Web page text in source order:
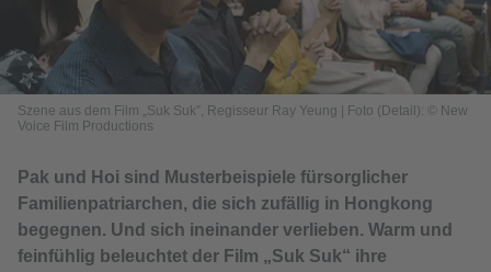
Szene aus dem Film „Suk Suk”, Regisseur Ray Yeung
Foto (Detail): © New
Voice Film Productions
Pak und Hoi sind Musterbeispiele fürsorglicher
Familienpatriarchen, die sich zufällig in Hongkong
begegnen. Und sich ineinander verlieben. Warm und
feinfühlig beleuchtet der Film „Suk Suk“ ihre